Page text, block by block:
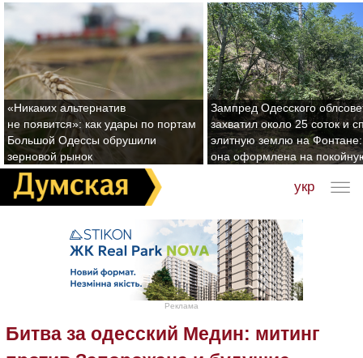
«Никаких альтернатив
не появится»: как удары по портам
Большой Одессы обрушили
зерновой рынок
Зампред Одесского
захватил около 25 соток и
элитную землю на Фонтане:
она оформлена на
укр
Реклама
Битва за одесский Медин: митинг